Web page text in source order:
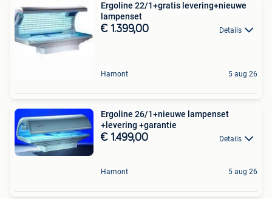
Ergoline 22/1+gratis levering+nieuwe
lampenset
€ 1.399,00 Details
Hamont 5 aug 26
Ergoline 26/1+nieuwe lampenset
+levering +garantie
€ 1.499,00 Details
Hamont 5 aug 26